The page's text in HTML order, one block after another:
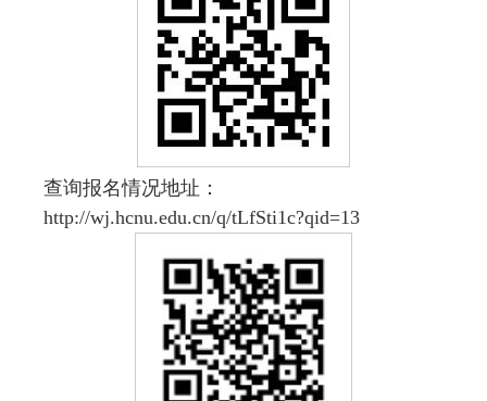
查询报名情况地址：
http://wj.hcnu.edu.cn/q/tLfSti1c?qid=13